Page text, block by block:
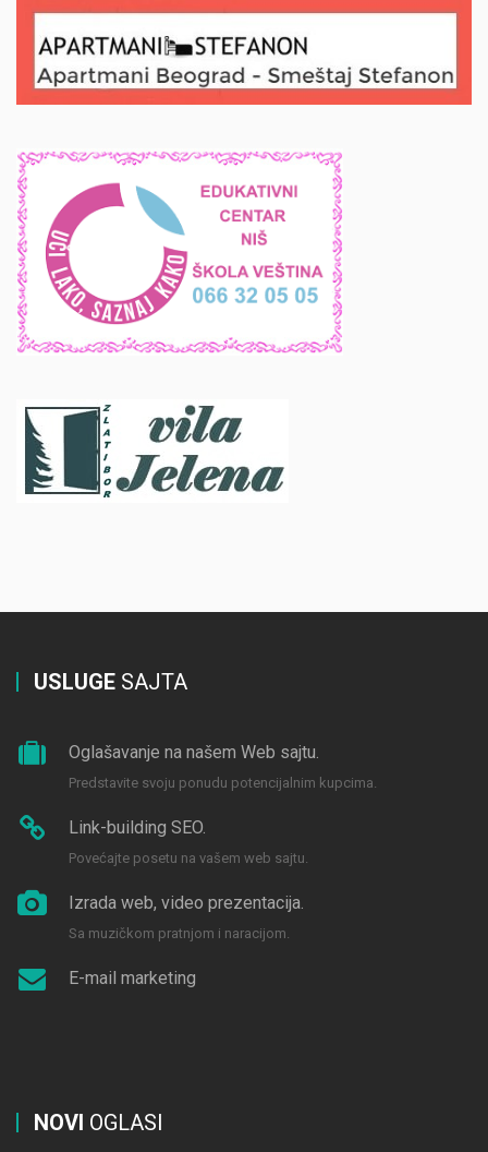
USLUGE SAJTA
Oglašavanje na našem Web sajtu.
Predstavite svoju ponudu potencijalnim kupcima.
Link-building SEO.
Povećajte posetu na vašem web sajtu.
Izrada web, video prezentacija.
Sa muzičkom pratnjom i naracijom.
E-mail marketing
NOVI OGLASI